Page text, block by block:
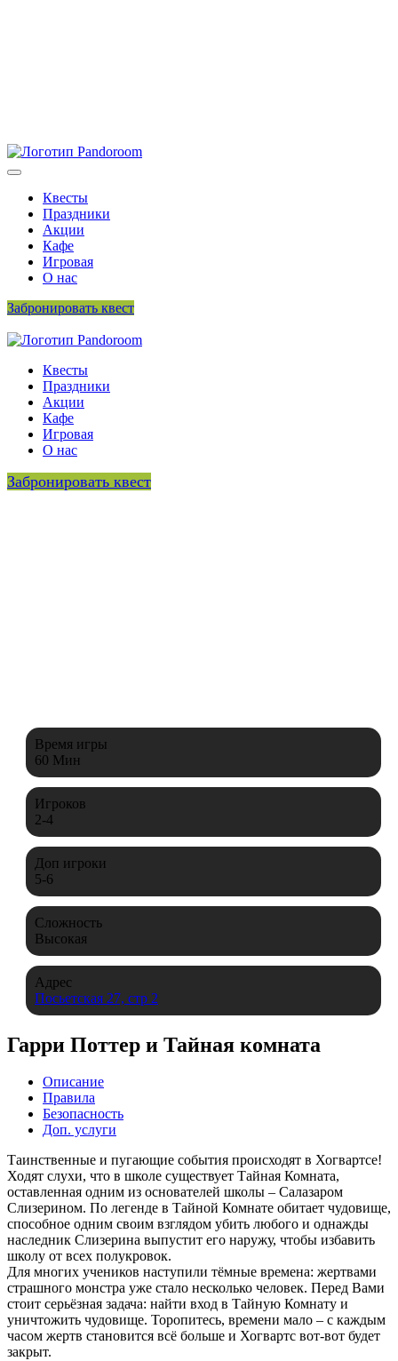
Квесты
Праздники
Акции
Кафе
Игровая
О нас
Забронировать квест
Квесты
Праздники
Акции
Кафе
Игровая
О нас
Забронировать квест
Время игры
60 Мин
Игроков
2-4
Доп игроки
5-6
Сложность
Высокая
Адрес
Посьетская 27, стр 2
Гарри Поттер и Тайная комната
Описание
Правила
Безопасность
Доп. услуги
Таинственные и пугающие события происходят в Хогвартсе!
Ходят слухи, что в школе существует Тайная Комната,
оставленная одним из основателей школы – Салазаром
Слизерином. По легенде в Тайной Комнате обитает чудовище,
способное одним своим взглядом убить любого и однажды
наследник Слизерина выпустит его наружу, чтобы избавить
школу от всех полукровок.
Для многих учеников наступили тёмные времена: жертвами
страшного монстра уже стало несколько человек. Перед Вами
стоит серьёзная задача: найти вход в Тайную Комнату и
уничтожить чудовище. Торопитесь, времени мало – с каждым
часом жертв становится всё больше и Хогвартс вот-вот будет
закрыт.